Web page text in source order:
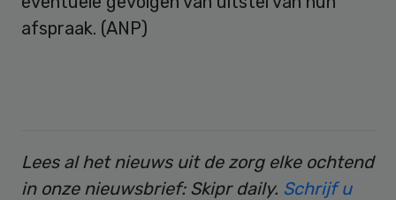
afspraak. (ANP)
Lees al het nieuws uit de zorg elke ochtend
in onze nieuwsbrief: Skipr daily. Schrijf u